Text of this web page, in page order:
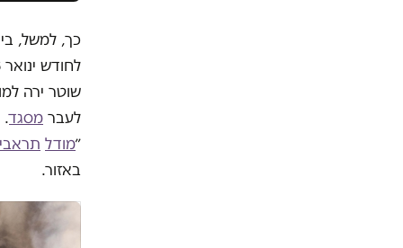
כך, למשל,
שוטר ירה
לעבר מסגד.
״מודל
באזור.